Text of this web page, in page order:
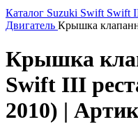
Каталог Suzuki Swift Swift
Двигатель Крышка
Крышка
Swift III
2010) |